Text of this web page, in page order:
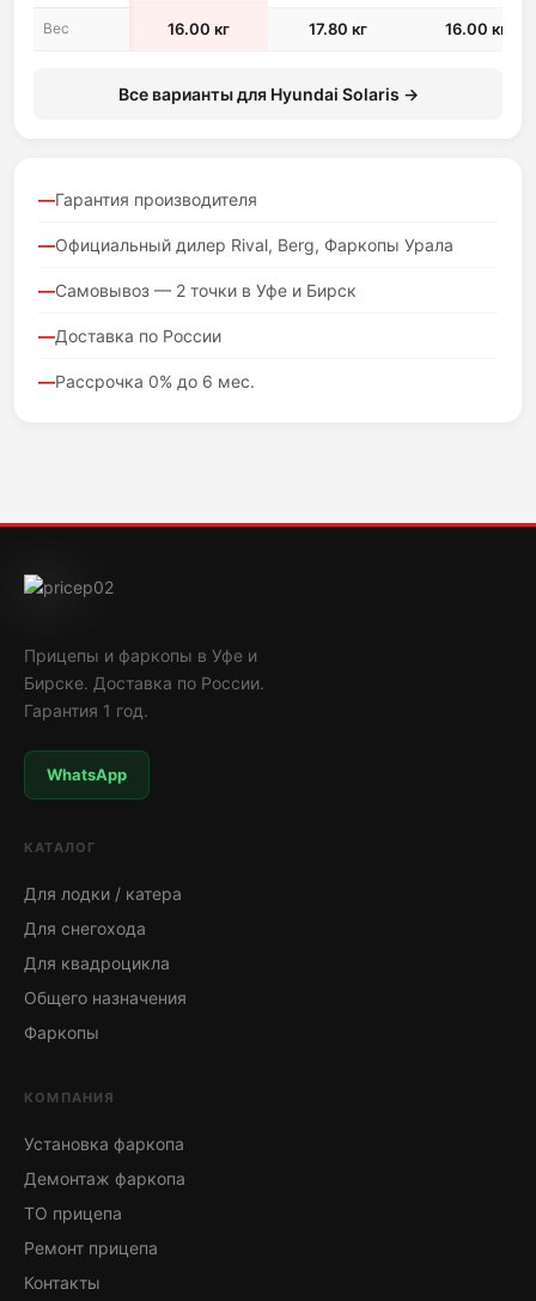
Вес 16.00 кг 17.80 кг 16.00 кг
Все варианты для Hyundai Solaris →
Гарантия производителя
Официальный дилер Rival, Berg, Фаркопы Урала
Самовывоз — 2 точки в Уфе и Бирск
Доставка по России
Рассрочка 0% до 6 мес.
Прицепы и фаркопы в Уфе и
Бирске. Доставка по России.
Гарантия 1 год.
WhatsApp
КАТАЛОГ
Для лодки / катера
Для снегохода
Для квадроцикла
Общего назначения
Фаркопы
КОМПАНИЯ
Установка фаркопа
Демонтаж фаркопа
ТО прицепа
Ремонт прицепа
Контакты